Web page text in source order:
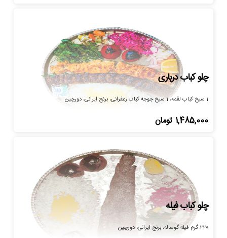
چلو کباب درباری
1 سیخ کباب لقمه، 1 سیخ جوجه کباب زعفرانی، برنج ایرانی، دورچین
1,485,000 تومان
چلو کباب فیله
220 گرم فیله گوساله، برنج ایرانی، دورچین